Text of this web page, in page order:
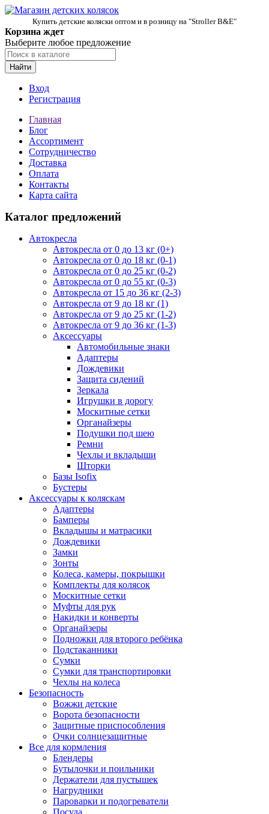
Купить детские коляски оптом и в розницу на "Stroller B&E"
Корзина ждет
Выберите любое предложение
Найти
Вход
Регистрация
Главная
Блог
Ассортимент
Сотрудничество
Доставка
Оплата
Контакты
Карта сайта
Каталог предложений
Автокресла
Автокресла от 0 до 13 кг (0+)
Автокресла от 0 до 18 кг (0-1)
Автокресла от 0 до 25 кг (0-2)
Автокресла от 0 до 55 кг (0-3)
Автокресла от 15 до 36 кг (2-3)
Автокресла от 9 до 18 кг (1)
Автокресла от 9 до 25 кг (1-2)
Автокресла от 9 до 36 кг (1-3)
Аксессуары
Автомобильные знаки
Адаптеры
Дождевики
Защита сидений
Зеркала
Игрушки в дорогу
Москитные сетки
Органайзеры
Подушки под шею
Ремни
Чехлы и вкладыши
Шторки
Базы Isofix
Бустеры
Аксессуары к коляскам
Адаптеры
Бамперы
Вкладышы и матрасики
Дождевики
Замки
Зонты
Колеса, камеры, покрышки
Комплекты для колясок
Москитные сетки
Муфты для рук
Накидки и конверты
Органайзеры
Подножки для второго ребёнка
Подстаканники
Сумки
Сумки для транспортировки
Чехлы на колеса
Безопасность
Вожжи детские
Ворота безопасности
Защитные приспособления
Очки солнцезащитные
Все для кормления
Блендеры
Бутылочки и поильники
Держатели для пустышек
Нагрудники
Пароварки и подогреватели
Посуда